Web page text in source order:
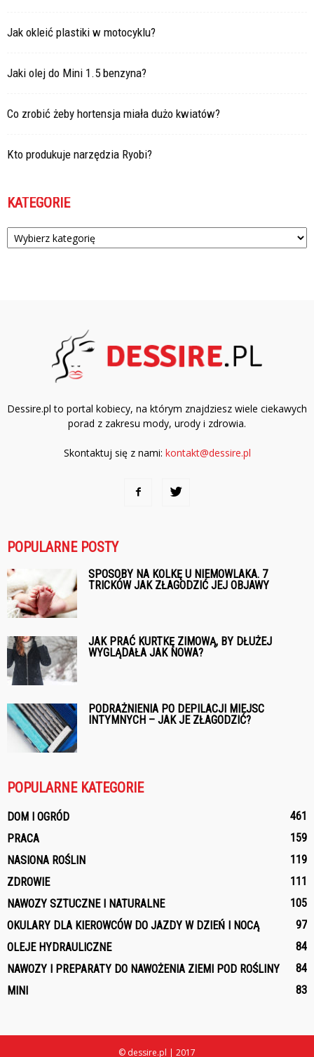
Jak okleić plastiki w motocyklu?
Jaki olej do Mini 1.5 benzyna?
Co zrobić żeby hortensja miała dużo kwiatów?
Kto produkuje narzędzia Ryobi?
KATEGORIE
Kategorie
Dessire.pl to portal kobiecy, na którym znajdziesz wiele ciekawych
porad z zakresu mody, urody i zdrowia.
Skontaktuj się z nami: kontakt@dessire.pl
POPULARNE POSTY
SPOSOBY NA KOLKĘ U NIEMOWLAKA. 7
TRICKÓW JAK ZŁAGODZIĆ JEJ OBJAWY
JAK PRAĆ KURTKĘ ZIMOWĄ, BY DŁUŻEJ
WYGLĄDAŁA JAK NOWA?
PODRAŻNIENIA PO DEPILACJI MIEJSC
INTYMNYCH – JAK JE ZŁAGODZIĆ?
POPULARNE KATEGORIE
DOM I OGRÓD
461
PRACA
159
NASIONA ROŚLIN
119
ZDROWIE
111
NAWOZY SZTUCZNE I NATURALNE
105
OKULARY DLA KIEROWCÓW DO JAZDY W DZIEŃ I NOCĄ
97
OLEJE HYDRAULICZNE
84
NAWOZY I PREPARATY DO NAWOŻENIA ZIEMI POD ROŚLINY
84
MINI
83
© dessire.pl | 2017